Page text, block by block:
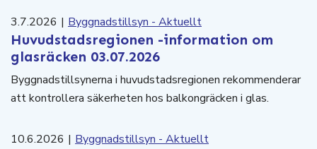
3.7.2026 | Byggnadstillsyn - Aktuellt
Huvudstadsregionen -information om
glasräcken 03.07.2026
Byggnadstillsynerna i huvudstadsregionen rekommenderar
att kontrollera säkerheten hos balkongräcken i glas.
10.6.2026 | Byggnadstillsyn - Aktuellt